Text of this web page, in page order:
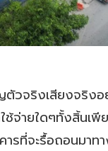
วจริงเสียงจริงอ
จ่ายใดๆทั้งสิ้นเพี
รที่จะรื้อถอนมาท